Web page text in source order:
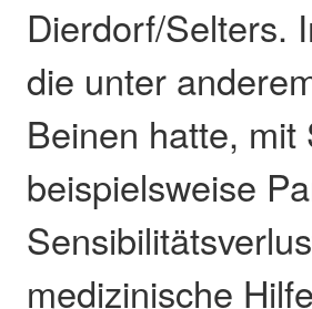
Dierdorf/Selters.
die unter
Beinen hatte,
beispielsweise
medizinische